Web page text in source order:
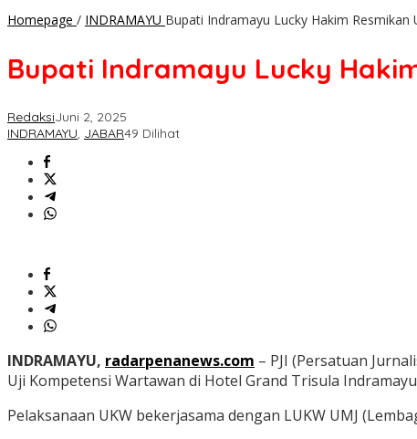
Homepage / INDRAMAYU Bupati Indramayu Lucky Hakim Resmikan
Bupati Indramayu Lucky
RedaksiJuni 2, 2025
INDRAMAYU, JABAR49 Dilihat
INDRAMAYU, radarpenanews.com – PJI (Persatuan
Uji Kompetensi Wartawan di Hotel Grand Trisula Indramayu
Pelaksanaan UKW bekerjasama dengan LUKW UMJ